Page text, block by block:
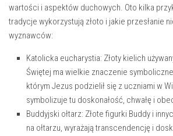
wartości i aspektów duchowych. Oto kilka
tradycje wykorzystują złoto i jakie ⁤przesłanie
wyznawców:
Katolicka eucharystia: Złoty kielich
Świętej⁢ ma wielkie znaczenie
którym Jezus podzielił⁢ się z uczniami w
⁤symbolizuje tu doskonałość, chwałę ‌i
Buddyjski ołtarz: Złote figurki Buddy i
na ołtarzu, wyrażają transcendencję i